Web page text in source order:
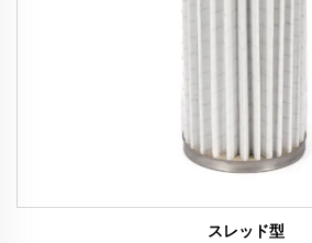
スレッド型